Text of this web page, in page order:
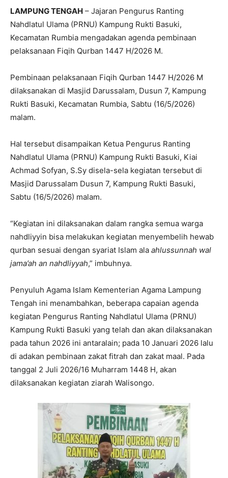
LAMPUNG TENGAH – Jajaran Pengurus Ranting
Nahdlatul Ulama (PRNU) Kampung Rukti Basuki,
Kecamatan Rumbia mengadakan agenda pembinaan
pelaksanaan Fiqih Qurban 1447 H/2026 M.
Pembinaan pelaksanaan Fiqih Qurban 1447 H/2026 M
dilaksanakan di Masjid Darussalam, Dusun 7, Kampung
Rukti Basuki, Kecamatan Rumbia, Sabtu (16/5/2026)
malam.
Hal tersebut disampaikan Ketua Pengurus Ranting
Nahdlatul Ulama (PRNU) Kampung Rukti Basuki, Kiai
Achmad Sofyan, S.Sy disela-sela kegiatan tersebut di
Masjid Darussalam Dusun 7, Kampung Rukti Basuki,
Sabtu (16/5/2026) malam.
“Kegiatan ini dilaksanakan dalam rangka semua warga
nahdliyyin bisa melakukan kegiatan menyembelih hewab
qurban sesuai dengan syariat Islam ala ahlussunnah wal
jama’ah an nahdliyyah,” imbuhnya.
Penyuluh Agama Islam Kementerian Agama Lampung
Tengah ini menambahkan, beberapa capaian agenda
kegiatan Pengurus Ranting Nahdlatul Ulama (PRNU)
Kampung Rukti Basuki yang telah dan akan dilaksanakan
pada tahun 2026 ini antaralain; pada 10 Januari 2026 lalu
di adakan pembinaan zakat fitrah dan zakat maal. Pada
tanggal 2 Juli 2026/16 Muharram 1448 H, akan
dilaksanakan kegiatan ziarah Walisongo.